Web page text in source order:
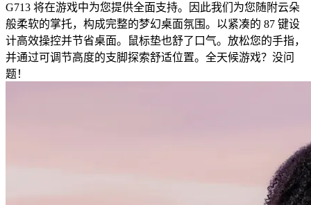
G713 将在游戏中为您提供全面支持。因此我们为您随附云朵
般柔软的掌托，构成完整的梦幻桌面氛围。以紧凑的 87 键设
计高效操控并节省桌面。鼠标垫也舒了口气。放松您的手指，
并通过可调节高度的支脚探索舒适位置。全天候游戏？没问
题！